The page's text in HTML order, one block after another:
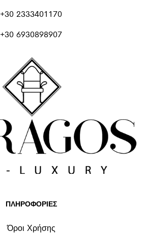
+30 2333401170
+30 6930898907
ΠΛΗΡΟΦΟΡΙΕΣ
Όροι Χρήσης